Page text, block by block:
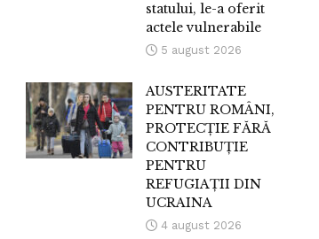
statului, le-a oferit
actele vulnerabile
5 august 2026
AUSTERITATE
PENTRU ROMÂNI,
PROTECȚIE FĂRĂ
CONTRIBUȚIE
PENTRU
REFUGIAȚII DIN
UCRAINA
4 august 2026